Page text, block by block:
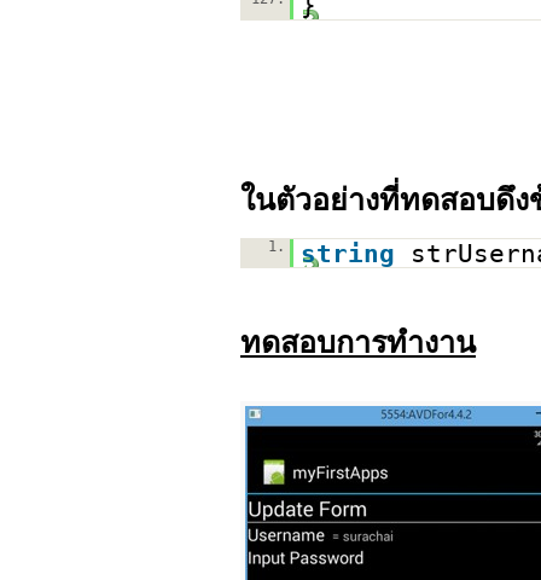
ในตัวอย่างที่ทดสอบดึ
1. string
ทดสอบการทำงาน